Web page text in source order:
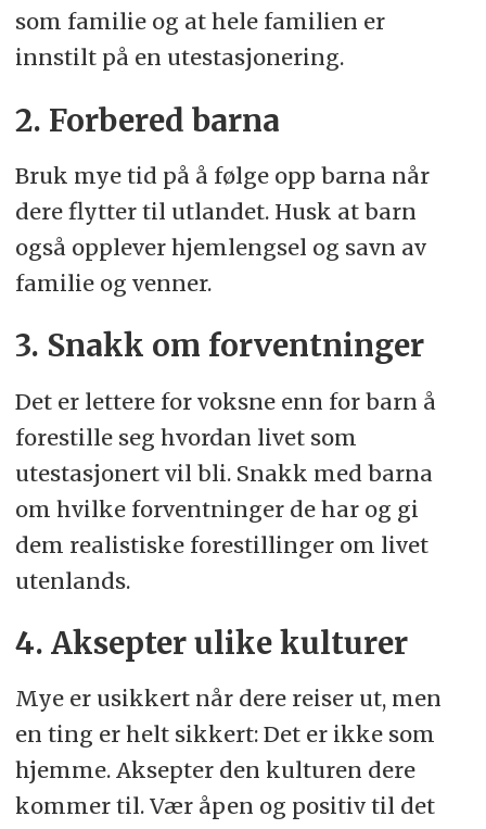
som familie og at hele familien er
innstilt på en utestasjonering.
2. Forbered barna
Bruk mye tid på å følge opp barna når
dere flytter til utlandet. Husk at barn
også opplever hjemlengsel og savn av
familie og venner.
3. Snakk om forventninger
Det er lettere for voksne enn for barn å
forestille seg hvordan livet som
utestasjonert vil bli. Snakk med barna
om hvilke forventninger de har og gi
dem realistiske forestillinger om livet
utenlands.
4. Aksepter ulike kulturer
Mye er usikkert når dere reiser ut, men
en ting er helt sikkert: Det er ikke som
hjemme. Aksepter den kulturen dere
kommer til. Vær åpen og positiv til det